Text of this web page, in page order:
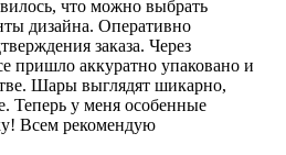
что можно выбрать
дизайна. Оперативно
заказа. Через
пришло аккуратно упаковано и
Шары выглядят шикарно,
Теперь у меня особенные
Всем рекомендую